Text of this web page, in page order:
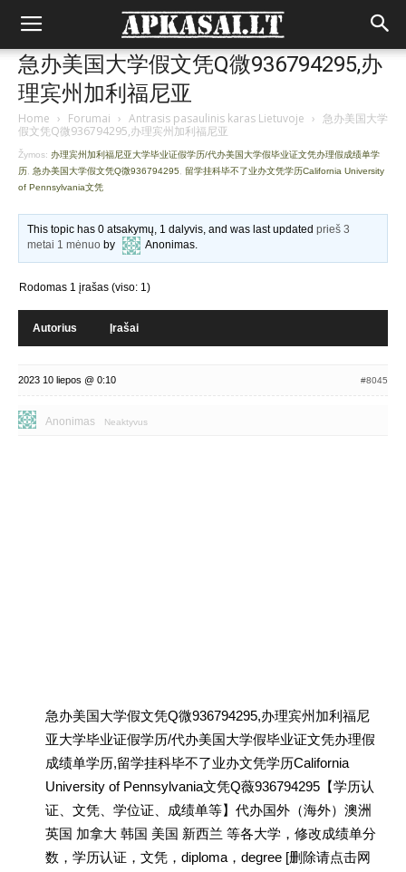
急办美国大学假文凭Q微936794295,办
理宾州加利福尼亚
Home › Forumai › Antrasis pasaulinis karas Lietuvoje › 急办美国大学
假文凭Q微936794295,办理宾州加利福尼亚
Žymos: 办理宾州加利福尼亚大学毕业证假学历/代办美国大学假毕业证文凭办理假成绩单学
历 急办美国大学假文凭Q微936794295
留学挂科毕不了业办文凭学历California University
of Pennsylvania文凭
This topic has 0 atsakymų, 1 dalyvis, and was last updatedprieš 3
metai 1 mėnuo by Anonimas.
Rodomas 1 įrašas (viso: 1)
Autorius Įrašai
2023 10 liepos @ 0:10 #8045
Anonimas Neaktyvus
急办美国大学假文凭Q微936794295,办理宾州加利福尼
亚大学毕业证假学历/代办美国大学假毕业证文凭办理假
成绩单学历,留学挂科毕不了业办文凭学历California
University of Pennsylvania文凭Q薇936794295【学历认
证、文凭、学位证、成绩单等】代办国外（海外）澳洲
英国 加拿大 韩国 美国 新西兰 等各大学，修改成绩单分
数，学历认证，文凭，diploma，degree [删除请点击网